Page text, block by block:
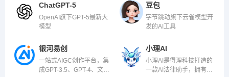
ChatGPT-5
OpenAI旗下GPT-5最新大
模型
豆包
字节跳动旗下云雀模型开
发的AI工具
银河易创
一站式AIGC创作平台，集
成GPT-3.5、GPT-4、文心
小理AI
小理AI是得理科技打造的
一款AI法律助手，拥有法